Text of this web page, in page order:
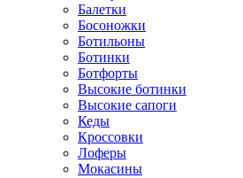
Балетки
Босоножки
Ботильоны
Ботинки
Ботфорты
Высокие ботинки
Высокие сапоги
Кеды
Кроссовки
Лоферы
Мокасины